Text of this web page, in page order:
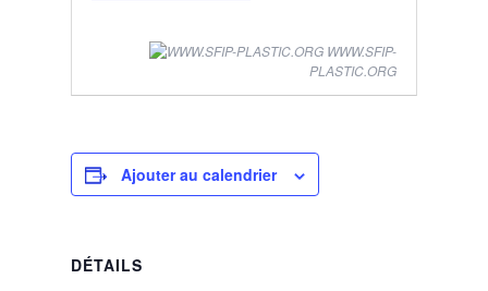
WWW.SFIP-
PLASTIC.ORG
Ajouter au calendrier
DÉTAILS